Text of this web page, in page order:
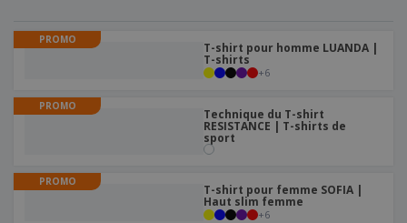
PROMO
T-shirt pour homme LUANDA |
T-shirts
+6
PROMO
Technique du T-shirt
RESISTANCE | T-shirts de
sport
PROMO
T-shirt pour femme SOFIA |
Haut slim femme
+6